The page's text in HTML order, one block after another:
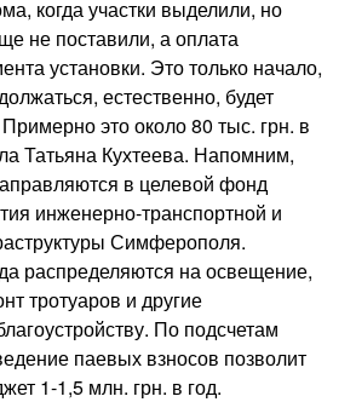
когда участки выделили, но
не поставили, а оплата
установки. Это только начало,
естественно, будет
это около 80 тыс. грн. в
Татьяна Кухтеева. Напомним,
в целевой фонд
инженерно-транспортной и
Симферополя.
распределяются на освещение,
тротуаров и другие
По подсчетам
паевых взносов позволит
1-1,5 млн. грн. в год.